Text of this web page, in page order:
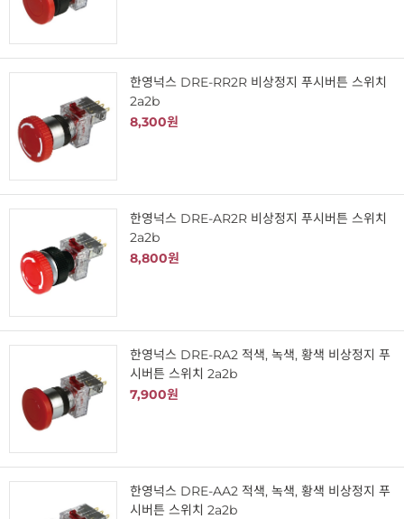
한영넉스 DRE-RR2R 비상정지 푸시버튼 스위치
2a2b
8,300원
한영넉스 DRE-AR2R 비상정지 푸시버튼 스위치
2a2b
8,800원
한영넉스 DRE-RA2 적색, 녹색, 황색 비상정지 푸
시버튼 스위치 2a2b
7,900원
한영넉스 DRE-AA2 적색, 녹색, 황색 비상정지 푸
시버튼 스위치 2a2b